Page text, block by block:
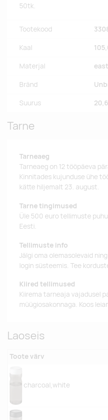
50tk.
Tootekood
Kaal
Materjal
Bränd
Suurus
Tarne
Tarneaeg
Tarneaeg on 12 tööpäeva
Kinnitades kujunduse ühe
kätte hiljemalt 23. august.
Tarne tingimused
Üle 500 euro tellimuste
Eesti.
Tellimuste info
Jälgi oma olemasolevaid
login süsteemis. Tee
Kiired tellimused
Kiirema tarneaja vajadusel
müügiosakonnaga. Koos
Laoseis
Toote värv
charcoal,white